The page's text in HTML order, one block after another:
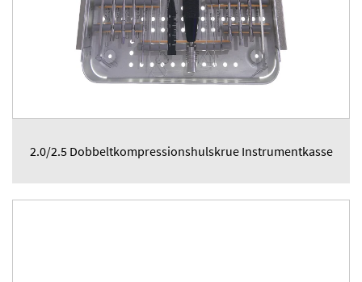
2.0/2.5 Dobbeltkompressionshulskrue Instrumentkasse